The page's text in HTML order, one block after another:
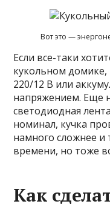
Вот это —
Если все-таки
кукольном домике,
220/12 В или
напряжением. Еще
светодиодная
номинал, кучка
намного сложнее и
времени, но тоже
Как